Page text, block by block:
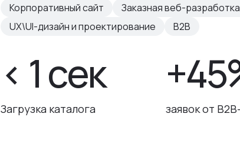
Корпоративный сайт
Заказная веб-разработка
UX\UI-дизайн и проектирование
B2B
< 1 сек
Загрузка каталога заявок от